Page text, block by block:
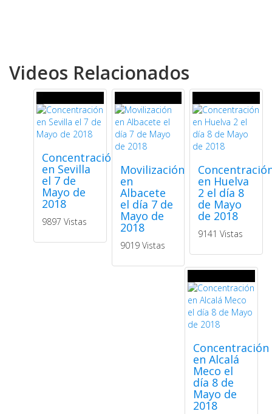
Videos Relacionados
Concentración
en Sevilla
el 7 de
Mayo de
2018
9897 Vistas
Movilización
en
Albacete
el día 7 de
Mayo de
2018
9019 Vistas
en Huelva
2 el día 8
de Mayo
de 2018
9141 Vistas
Concentración
en Alcalá
Meco el
día 8 de
Mayo de
2018